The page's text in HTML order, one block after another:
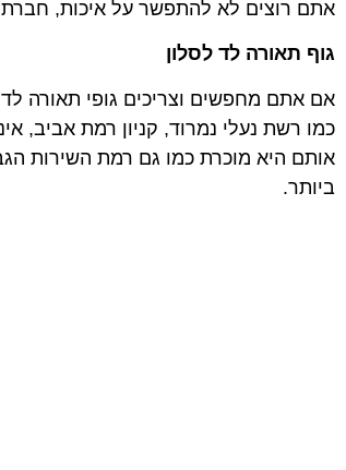
אתם רוצים לא להתפשר על איכות,
גוף תאורה לד לסלון
אם אתם מחפשים וצריכים גופי תאורה
כמו רשת נעלי נמרוד, קניון רמת אביב,
אותם היא מוכרת כמו גם רמת השירות
ביותר.